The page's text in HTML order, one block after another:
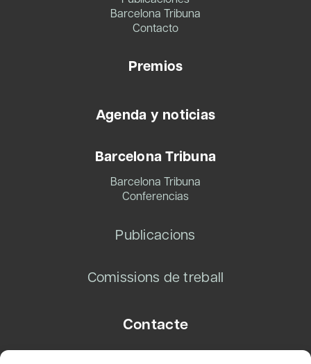
Barcelona Tribuna
Contacto
Premios
Agenda y noticias
Barcelona Tribuna
Barcelona Tribuna
Conferencias
Publicacions
Comissions de treball
Contacte